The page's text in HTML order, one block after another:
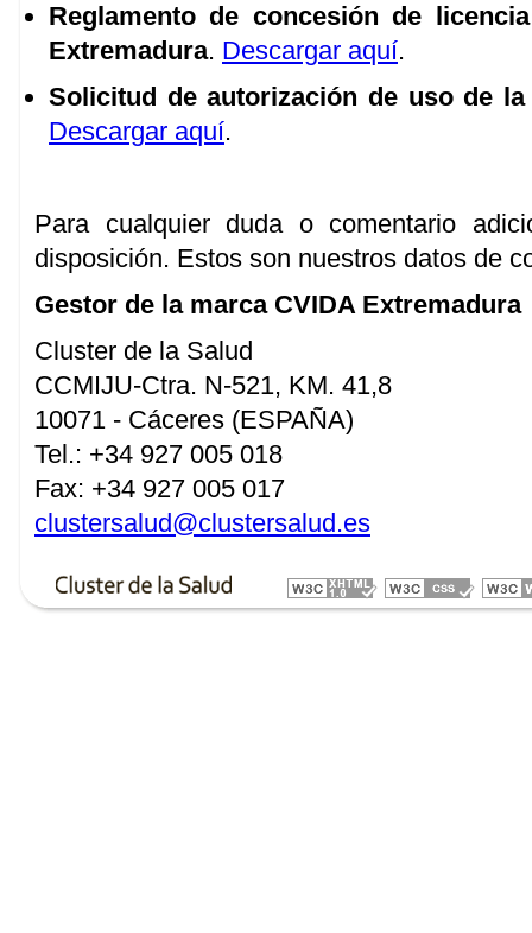
Reglamento de concesión de
Extremadura. Descargar aquí.
Solicitud de autorización de uso de
Descargar aquí.
Para cualquier duda o comentario
disposición. Estos son nuestros datos de
Gestor de la marca CVIDA Extremadura
Cluster de la Salud
CCMIJU-Ctra. N-521, KM. 41,8
10071 - Cáceres (ESPAÑA)
Tel.: +34 927 005 018
Fax: +34 927 005 017
clustersalud@clustersalud.es